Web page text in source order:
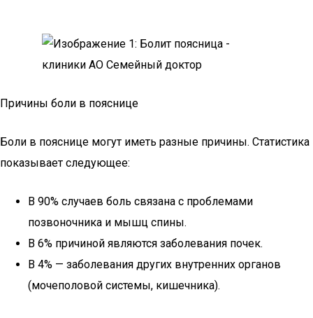
Причины боли в пояснице
Боли в пояснице могут иметь разные причины. Статистика
показывает следующее:
В 90% случаев боль связана с проблемами
позвоночника и мышц спины.
В 6% причиной являются заболевания почек.
В 4% — заболевания других внутренних органов
(мочеполовой системы, кишечника).